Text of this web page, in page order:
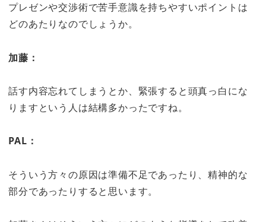
プレゼンや交渉術で苦手意識を持ちやすいポイントは
どのあたりなのでしょうか。
加藤：
話す内容忘れてしまうとか、緊張すると頭真っ白にな
りますという人は結構多かったですね。
PAL：
そういう方々の原因は準備不足であったり、精神的な
部分であったりすると思います。